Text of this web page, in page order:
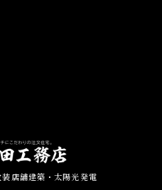
店舗建築・太陽光発電